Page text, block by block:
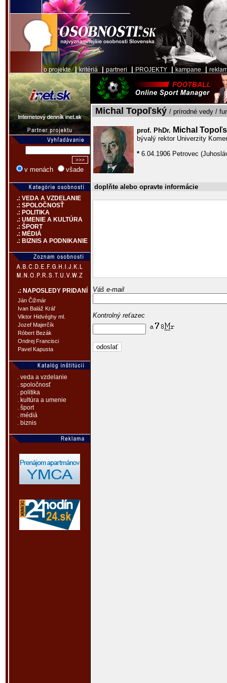
o projekte|kritériá partneri PROJEKTY kampane
v menách všade
.: VEDA A VZDELANIE
.: SPOLOČNOSŤ
.: POLITIKA
.: UMENIE A KULTÚRA
.: ŠPORT
.: MÉDIÁ
.: BIZNIS A PODNIKANIE
.: NAPOSLEDY PRIDANÍ
Ján Čižmár
Ivan Baláž Kráľ
Viktor Hidvéghy ml.
Jozef Majerčík
Róbert Bezák
Ondrej Francisci
Pavel Kapusta
. veda a vzdelanie
. spoločnosť
. politika
. kultúra a umenie
. šport
. médiá
. biznis
Michal Topoľský / prírodné vedy /
prof. PhDr. Michal
bývalý rektor Univerzity
* 6.04.1906 Petrovec
doplňte alebo opravte informácie
Váš e-mail
Kontrolný reťazec